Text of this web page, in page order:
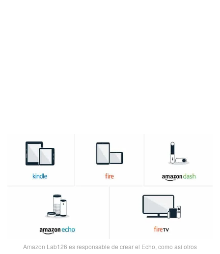
Amazon Lab126 es responsable de crear el Echo, como así­ otros